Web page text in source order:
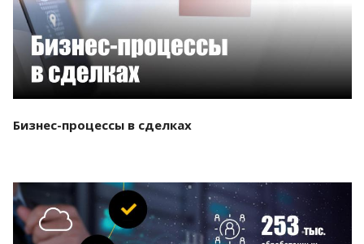
Бизнес-процессы в сделках